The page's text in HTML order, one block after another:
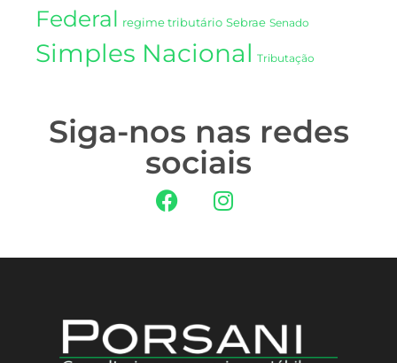
Federal regime tributário Sebrae Senado
Simples Nacional Tributação
Siga-nos nas redes
sociais